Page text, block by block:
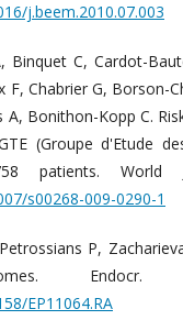
j.beem.2010.07.003
Binquet C, Cardot-
F, Chabrier G, Borson-
A, Bonithon-Kopp C.
(Groupe d'Etude
patients. World J.
s00268-009-0290-1
P,
Endocr.
EP11064.RA